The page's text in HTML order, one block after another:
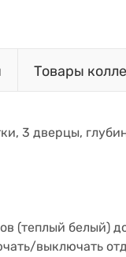
Товары
3 дверцы,
(теплый белый)
выключать